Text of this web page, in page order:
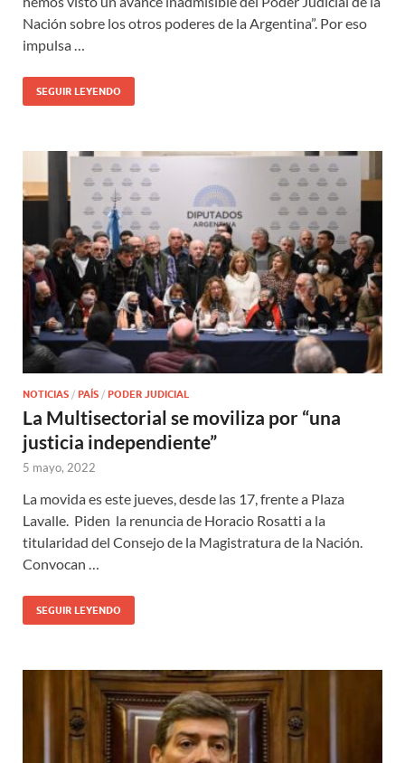
Nación sobre los otros poderes de la Argentina”. Por eso
impulsa …
SEGUIR LEYENDO
NOTICIAS / PAÍS / PODER JUDICIAL
La Multisectorial se moviliza por “una
justicia independiente”
5 mayo, 2022
La movida es este jueves, desde las 17, frente a Plaza
Lavalle. Piden la renuncia de Horacio Rosatti a la
titularidad del Consejo de la Magistratura de la Nación.
Convocan …
SEGUIR LEYENDO